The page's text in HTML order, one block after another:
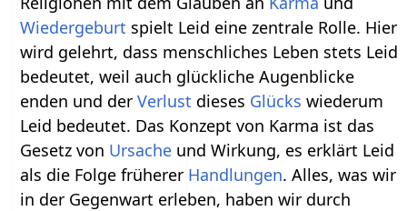
Wiedergeburt spielt Leid eine zentrale Rolle. Hier
wird gelehrt, dass menschliches Leben stets Leid
bedeutet, weil auch glückliche Augenblicke
enden und derVerlust dieses Glücks wiederum
Leid bedeutet. Das Konzept von Karma ist das
Gesetz von Ursache und Wirkung, es erklärt Leid
als die Folge früherer Handlungen. Alles, was wir
in der Gegenwart erleben, haben wir durch